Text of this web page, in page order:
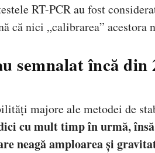
RT-PCR au fost
că nici „calibrarea” acestora
semnalat încă
majore ale metodei de
cu mult timp în urmă,
neagă amploarea și